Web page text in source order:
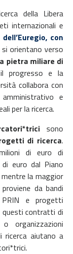
della Libera
internazionali e
con
orientano verso
pietra miliare di
progresso e la
collabora con
e
per la ricerca.
sono
di ricerca.
di euro di
euro dal Piano
mentre la maggior
da bandi
e progetti
questi contratti di
organizzazioni
ricerca aiutano a